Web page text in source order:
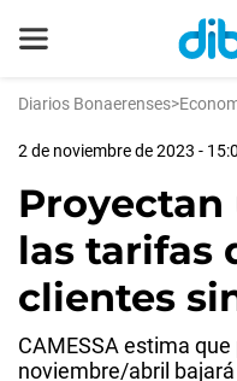
Diarios Bonaerenses>
2 de noviembre de 2023 -
Proyectan
las tarifas
clientes
CAMESSA estima
noviembre/abril